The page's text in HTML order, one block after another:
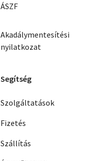
ÁSZF
Akadálymentesítési
nyilatkozat
Segítség
Szolgáltatások
Fizetés
Szállítás